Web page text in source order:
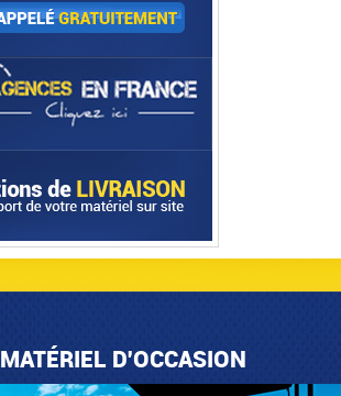
MATÉRIEL D'OCCASION